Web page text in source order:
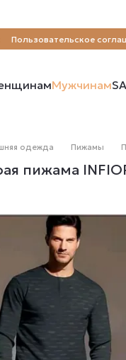
Пользовательское
о магазине
Мужчинам
одежда Пижамы
пижама